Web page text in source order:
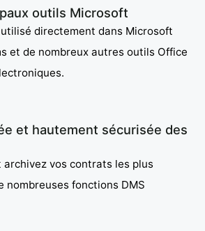
outils Microsoft
directement dans Microsoft
et de nombreux autres outils Office
et hautement sécurisée des
archivez vos contrats les plus
nombreuses fonctions DMS